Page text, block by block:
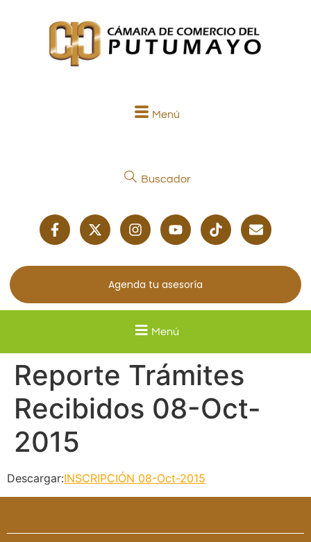
Menú
Buscador
Agenda tu asesoría
Menú
Reporte Trámites
Recibidos 08-Oct-
2015
Descargar:INSCRIPCIÓN 08-Oct-2015